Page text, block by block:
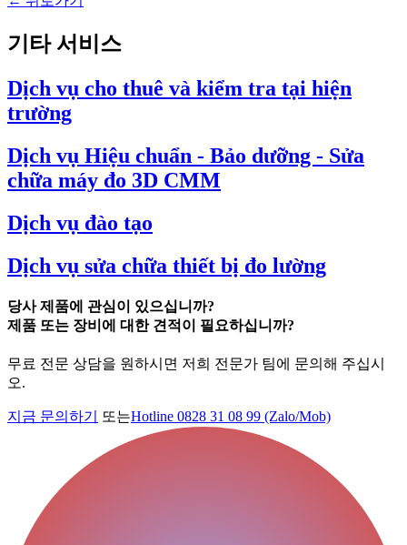
기타 서비스
Dịch vụ cho thuê và kiểm tra tại hiện
trường
Dịch vụ Hiệu chuẩn - Bảo dưỡng - Sửa
chữa máy đo 3D CMM
Dịch vụ đào tạo
Dịch vụ sửa chữa thiết bị đo lường
당사 제품에 관심이 있으십니까?
제품 또는 장비에 대한 견적이 필요하십니까?
무료 전문 상담을 원하시면 저희 전문가 팀에 문의해 주십시
오.
지금 문의하기 또는Hotline 0828 31 08 99 (Zalo/Mob)